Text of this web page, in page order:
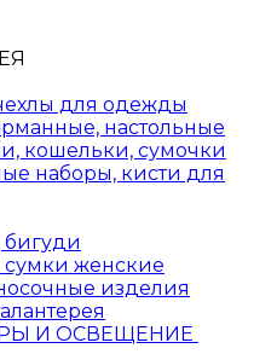
для одежды
настольные
кошельки, сумочки
наборы, кисти для
бигуди
женские
изделия
И ОСВЕЩЕНИЕ